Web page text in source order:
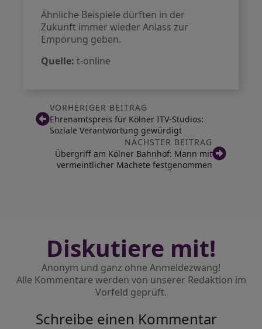
Ähnliche Beispiele dürften in der
Zukunft immer wieder Anlass zur
Empörung geben.
Quelle: t-online
VORHERIGER BEITRAG
Ehrenamtspreis für Kölner ITV-Studios:
Soziale Verantwortung gewürdigt
NÄCHSTER BEITRAG
Übergriff am Kölner Bahnhof: Mann mit
vermeintlicher Machete festgenommen
Diskutiere mit!
Anonym und ganz ohne Anmeldezwang!
Alle Kommentare werden von unserer Redaktion im
Vorfeld geprüft.
Schreibe einen Kommentar